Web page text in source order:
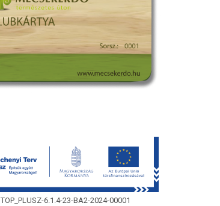
TOP_PLUSZ-6.1.4-23-BA2-2024-00001